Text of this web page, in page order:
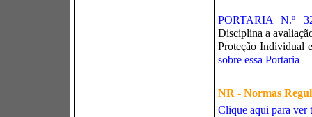
PORTARIA N.º
Disciplina a
Proteção Individual
sobre essa Portaria
NR - Normas
Clique aqui para ver